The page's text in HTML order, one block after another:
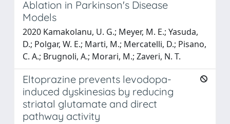
Ablation in Parkinson's Disease
Models
2020 Kamakolanu, U. G.; Meyer, M. E.; Yasuda,
D.; Polgar, W. E.; Marti, M.; Mercatelli, D.; Pisano,
C. A.; Brugnoli, A.; Morari, M.; Zaveri, N. T.
Eltoprazine prevents levodopa-
induced dyskinesias by reducing
striatal glutamate and direct
pathway activity